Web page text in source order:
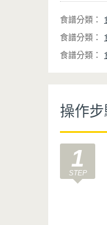
操作步
1